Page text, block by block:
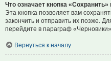
Что означает кнопка
Эта кнопка позволяет вам
закончить и отправить их позже.
перейдите в параграф
Вернуться к началу